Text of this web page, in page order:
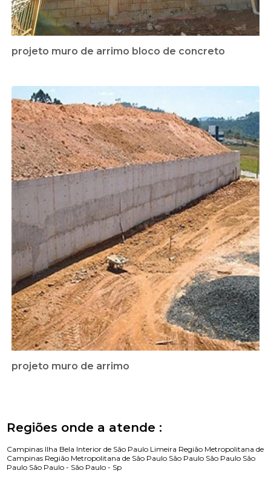
projeto muro de arrimo bloco de concreto
projeto muro de arrimo
Regiões onde a atende :
Campinas Ilha Bela Interior de São Paulo Limeira Região Metropolitana de
Campinas Região Metropolitana de São Paulo São Paulo São Paulo São
Paulo São Paulo - São Paulo - Sp